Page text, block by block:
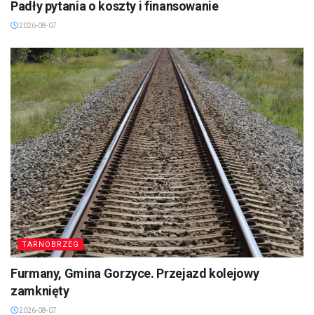
Padły pytania o koszty i finansowanie
2026-08-07
TARNOBRZEG
Furmany, Gmina Gorzyce. Przejazd kolejowy
zamknięty
2026-08-07